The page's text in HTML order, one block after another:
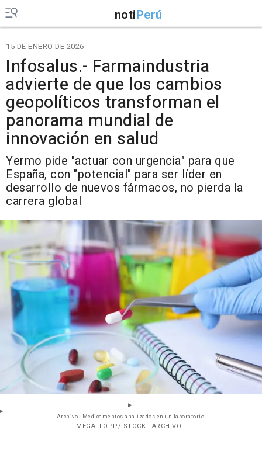
notiPerú
15 DE ENERO DE 2026
Infosalus.- Farmaindustria
advierte de que los cambios
geopolíticos transforman el
panorama mundial de
innovación en salud
Yermo pide "actuar con urgencia" para que
España, con "potencial" para ser líder en
desarrollo de nuevos fármacos, no pierda la
carrera global
Archivo - Medicamentos analizados en un laboratorio.
- MEGAFLOPP/ISTOCK - ARCHIVO